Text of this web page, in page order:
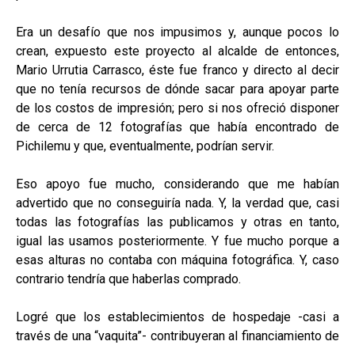
Era un desafío que nos impusimos y, aunque pocos lo
crean, expuesto este proyecto al alcalde de entonces,
Mario Urrutia Carrasco, éste fue franco y directo al decir
que no tenía recursos de dónde sacar para apoyar parte
de los costos de impresión; pero si nos ofreció disponer
de cerca de 12 fotografías que había encontrado de
Pichilemu y que, eventualmente, podrían servir.
Eso apoyo fue mucho, considerando que me habían
advertido que no conseguiría nada. Y, la verdad que, casi
todas las fotografías las publicamos y otras en tanto,
igual las usamos posteriormente. Y fue mucho porque a
esas alturas no contaba con máquina fotográfica. Y, caso
contrario tendría que haberlas comprado.
Logré que los establecimientos de hospedaje -casi a
través de una “vaquita”- contribuyeran al financiamiento de